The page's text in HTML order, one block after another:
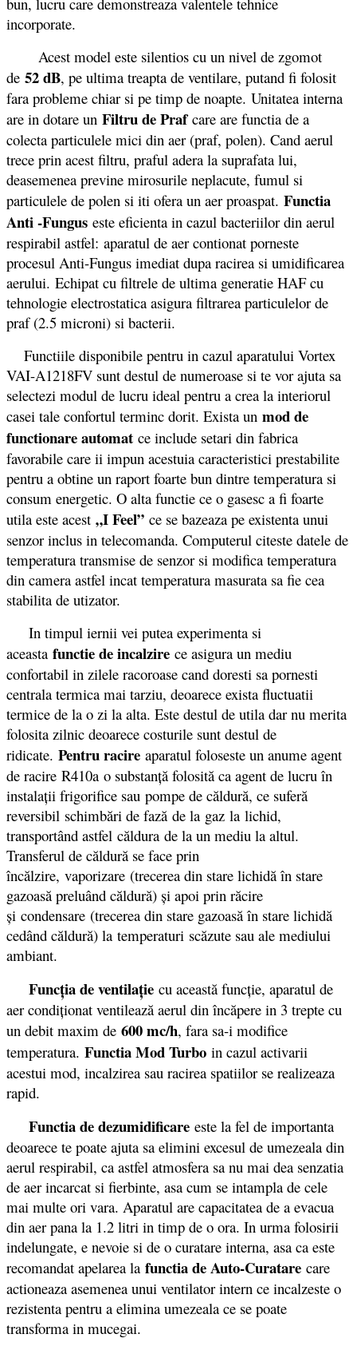
incorporate.
Acest model este silentios cu un nivel de zgomot
de 52 dB, pe ultima treapta de ventilare, putand fi folosit
fara probleme chiar si pe timp de noapte. Unitatea interna
are in dotare un Filtru de Prafcare are functia de a
colecta particulele mici din aer (praf, polen). Cand aerul
trece prin acest filtru, praful adera la suprafata lui,
deasemenea previne mirosurile neplacute, fumul si
particulele de polen si iti ofera un aer proaspat. Functia
Anti -Fungus este eficienta in cazul bacteriilor din aerul
respirabil astfel: aparatul de aer contionat porneste
procesul Anti-Fungus imediat dupa racirea si umidificarea
aerului. Echipat cu filtrele de ultima generatie HAF cu
tehnologie electrostatica asigura filtrarea particulelor de
praf (2.5 microni) si bacterii.
Functiile disponibile pentru in cazul aparatului Vortex
VAI-A1218FV sunt destul de numeroase si te vor ajuta sa
selectezi modul de lucru ideal pentru a crea la interiorul
casei tale confortul terminc dorit. Exista un mod de
functionare automat ce include setari din fabrica
favorabile care ii impun acestuia caracteristici prestabilite
pentru a obtine un raport foarte bun dintre temperatura si
consum energetic. O alta functie ce o gasesc a fi foarte
utila este acest „I Feel” ce se bazeaza pe existenta unui
senzor inclus in telecomanda. Computerul citeste datele de
temperatura transmise de senzor si modifica temperatura
din camera astfel incat temperatura masurata sa fie cea
stabilita de utizator.
In timpul iernii vei putea experimenta si
aceasta functie de incalzire ce asigura un mediu
confortabil in zilele racoroase cand doresti sa pornesti
centrala termica mai tarziu, deoarece exista fluctuatii
termice de la o zi la alta. Este destul de utila dar nu merita
folosita zilnic deoarece costurile sunt destul de
ridicate. Pentru racire aparatul foloseste un anume agent
de racire R410a o substanță folosită ca agent de lucru în
instalații frigorifice sau pompe de căldură, ce suferă
reversibil schimbări de fază de la gaz la lichid,
transportând astfel căldura de la un mediu la altul.
Transferul de căldură se face prin
încălzire, vaporizare (trecerea din stare lichidă în stare
gazoasă preluând căldură) și apoi prin răcire
și condensare (trecerea din stare gazoasă în stare lichidă
cedând căldură) la temperaturi scăzute sau ale mediului
ambiant.
Funcţia de ventilaţie cu această funcţie, aparatul de
aer condiţionat ventilează aerul din încăpere in 3 trepte cu
un debit maxim de 600 mc/h, fara sa-i modifice
temperatura. Functia Mod Turbo in cazul activarii
acestui mod, incalzirea sau racirea spatiilor se realizeaza
rapid.
Functia de dezumidificare este la fel de importanta
deoarece te poate ajuta sa elimini excesul de umezeala din
aerul respirabil, ca astfel atmosfera sa nu mai dea senzatia
de aer incarcat si fierbinte, asa cum se intampla de cele
mai multe ori vara. Aparatul are capacitatea de a evacua
din aer pana la 1.2 litri in timp de o ora. In urma folosirii
indelungate, e nevoie si de o curatare interna, asa ca este
recomandat apelarea la functia de Auto-Curatare care
actioneaza asemenea unui ventilator intern ce incalzeste o
rezistenta pentru a elimina umezeala ce se poate
transforma in mucegai.